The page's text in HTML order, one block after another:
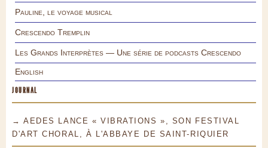
Pauline, le voyage musical
Crescendo Tremplin
Les Grands Interprètes — Une série de podcasts Crescendo
English
JOURNAL
→ AEDES LANCE « VIBRATIONS », SON FESTIVAL
D'ART CHORAL, À L'ABBAYE DE SAINT-RIQUIER